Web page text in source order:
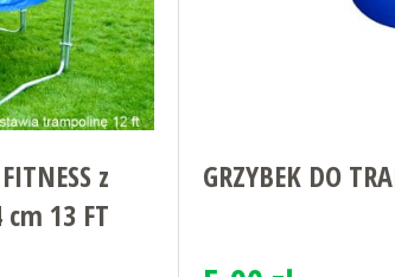
z
13 FT
GRZYBEK DO